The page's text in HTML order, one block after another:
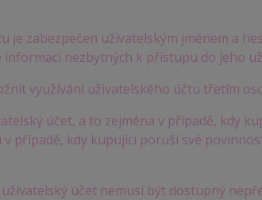
je zabezpečen uživatelským jménem a
nezbytných k přístupu do jeho
využívání uživatelského účtu třetím
účet, a to zejména v případě, kdy
v případě, kdy kupující poruší své
účet nemusí být dostupný